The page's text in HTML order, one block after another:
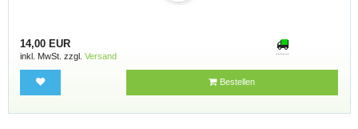
14,00 EUR
inkl. MwSt. zzgl. Versand
Bestellen